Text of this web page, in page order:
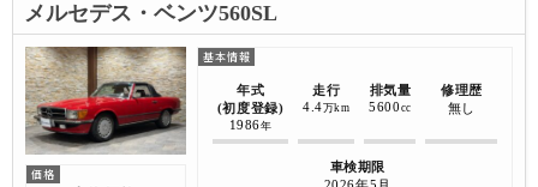
メルセデス・ベンツ560SL
年式
(初度登録)
1986年
走行
4.4万km
排気量
5600 cc
修理歴
無し
車検期限